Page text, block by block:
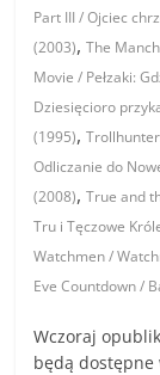
Part III / Ojciec
(2003),The
Movie / Pełzaki:
Dziesięcioro
(1995),
Odliczanie do
(2008),True and
Tru i Tęczowe
Watchmen /
Eve Countdown /
Wczoraj
będą dostępne